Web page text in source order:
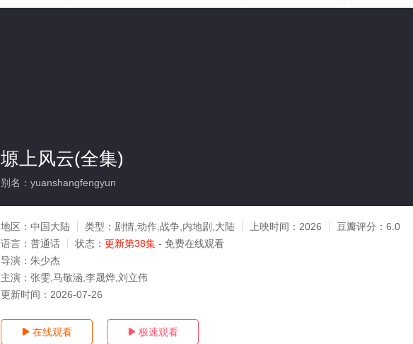
塬上风云(全集)
别名：yuanshangfengyun
地区： 中国大陆 类型： 剧情,动作,战争,内地剧,大陆 上映时间： 2026 豆瓣评分： 6.0
语言： 普通话 状态： 更新第38集 - 免费在线观看
导演： 朱少杰
主演： 张雯,马敬涵,李晟烨,刘立伟
更新时间： 2026-07-26
 在线观看  极速观看